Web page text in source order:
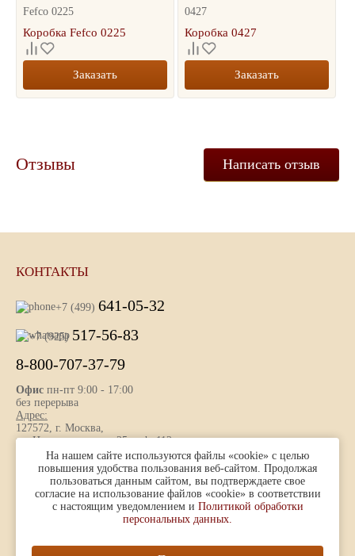
Fefco 0225
Коробка Fefco 0225
Заказать
0427
Коробка 0427
Заказать
Отзывы Написать отзыв
КОНТАКТЫ
+7 (499) 641-05-32
+7 (925) 517-56-83
8-800-707-37-79
Офис пн-пт 9:00 - 17:00
без перерыва
Адрес:
127572, г. Москва,
ул. Новгородская, д. 25 , оф. 112
Представленная на сайте информация носит ознакомительный
характер и не является публичной офертой, определяемой ст. 437
(2) ГК РФ.
© 1996 — 2026ООО «Контур-ПАК»
На нашем сайте используются файлы «cookie» с целью
повышения удобства пользования веб-сайтом. Продолжая
пользоваться данным сайтом, вы подтверждаете свое
согласие на использование файлов «cookie» в соответствии
с настоящим уведомлением и Политикой обработки
персональных данных.